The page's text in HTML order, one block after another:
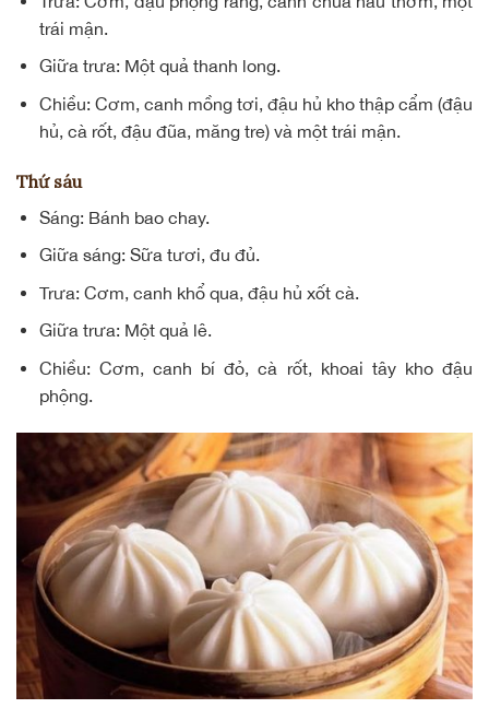
trái mận.
Giữa trưa: Một quả thanh long.
Chiều: Cơm, canh mồng tơi, đậu hủ kho thập cẩm (đậu
hủ, cà rốt, đậu đũa, măng tre) và một trái mận.
Thứ sáu
Sáng: Bánh bao chay.
Giữa sáng: Sữa tươi, đu đủ.
Trưa: Cơm, canh khổ qua, đậu hủ xốt cà.
Giữa trưa: Một quả lê.
Chiều: Cơm, canh bí đỏ, cà rốt, khoai tây kho đậu
phộng.